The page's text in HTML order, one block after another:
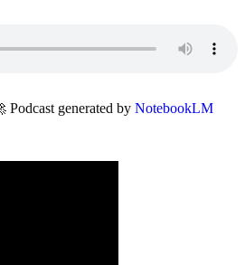
generated by NotebookLM